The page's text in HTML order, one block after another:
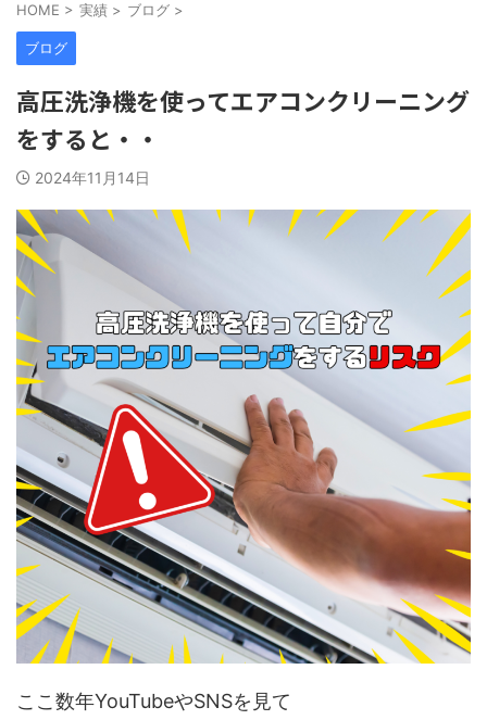
HOME > 実績 > ブログ >
ブログ
高圧洗浄機を使ってエアコンクリーニング
をすると・・
2024年11月14日
ここ数年YouTubeやSNSを見て